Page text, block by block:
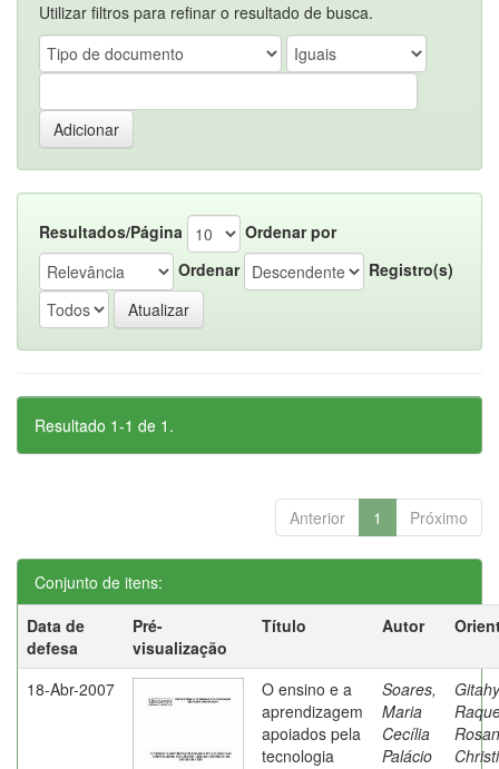
Utilizar filtros para refinar o resultado de busca.
Resultados/Página
Ordenar por
Ordenar
Registro(s)
Resultado 1-1 de 1.
Anterior 1 Próximo
Conjunto de itens:
Data de
defesa
Pré-
visualização
Título Autor
18-Abr-2007
O ensino e a
aprendizagem
apoiados pela
tecnologia
Soares,
Maria
Cecília
Palácio
Rosan